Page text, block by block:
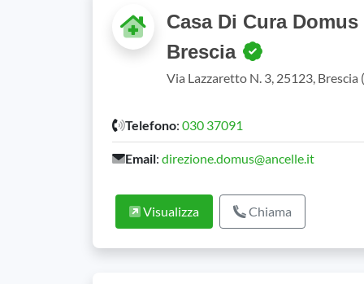
Casa Di Cura
Brescia
Via Lazzaretto N. 3, 25123, Brescia
Telefono: 030 37091
Email: direzione.domus@ancelle.it
Visualizza Chiama